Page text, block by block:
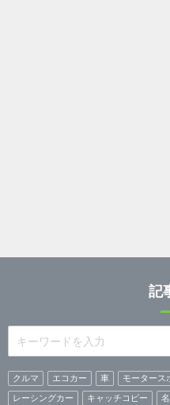
記
クルマ エコカー 車 モータース
レーシングカー
キャッチコピー